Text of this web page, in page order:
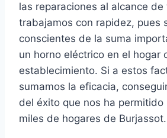
las reparaciones al alcance
trabajamos con rapidez, pues
conscientes de la suma
un horno eléctrico en el hogar
establecimiento. Si a estos
sumamos la eficacia,
del éxito que nos ha permitido
miles de hogares de Burjassot.